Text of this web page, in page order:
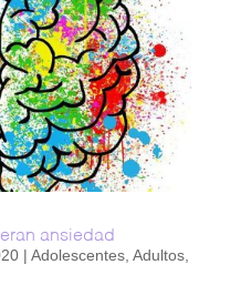
ansiedad
| Adolescentes, Adultos,